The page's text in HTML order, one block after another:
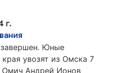
г.
Юные
увозят из Омска 7
Омич Андрей Ионов